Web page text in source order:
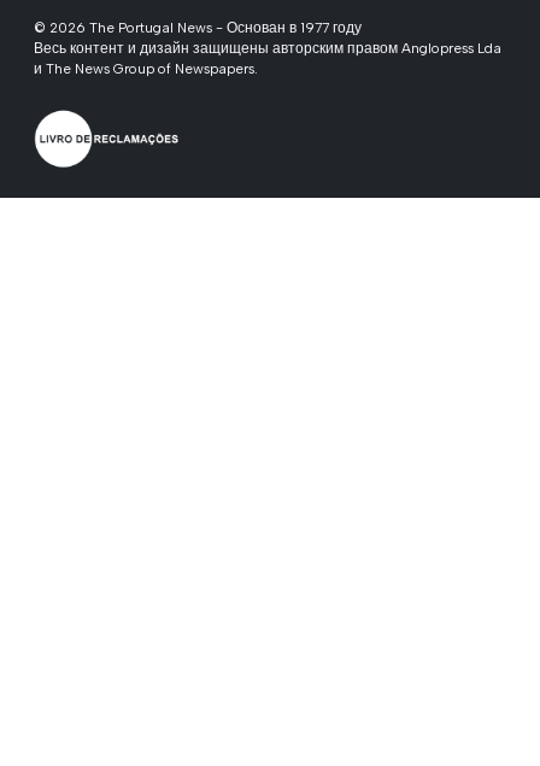
© 2026 The Portugal News - Основан в 1977 году
Весь контент и дизайн защищены авторским правом Anglopress Lda
и The News Group of Newspapers.